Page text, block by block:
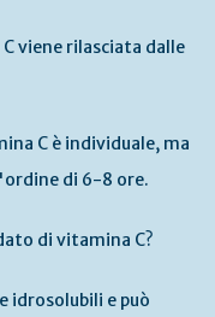
viene rilasciata dalle
C è individuale, ma
di 6-8 ore.
di vitamina C?
idrosolubili e può